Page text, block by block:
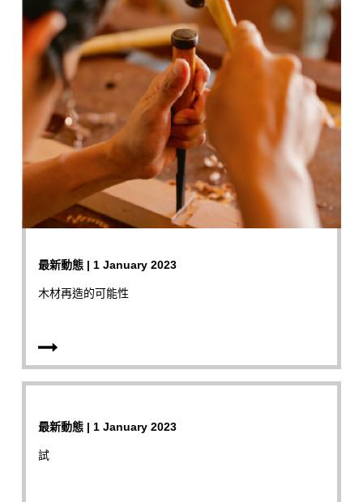
最新動態 | 1 January 2023
木材再造的可能性
最新動態 | 1 January 2023
試